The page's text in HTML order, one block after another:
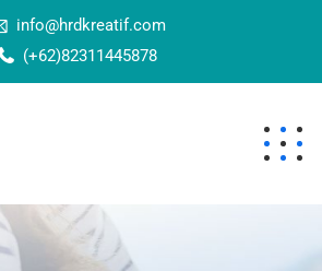
info@hrdkreatif.com
(+62)82311445878